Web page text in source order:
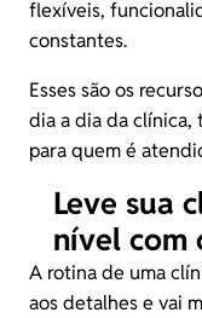
flexíveis,
constantes.
Esses são os
dia a dia da
para quem é
Leve sua
nível com
A rotina de uma
aos detalhes e vai